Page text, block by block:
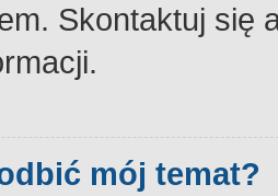
Skontaktuj się
mój temat?